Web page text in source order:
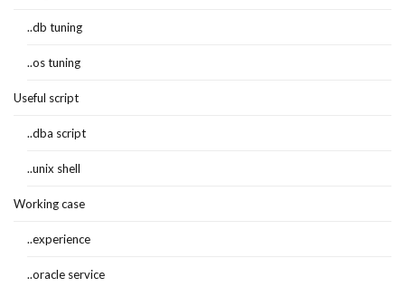
..db tuning
..os tuning
Useful script
..dba script
..unix shell
Working case
..experience
..oracle service